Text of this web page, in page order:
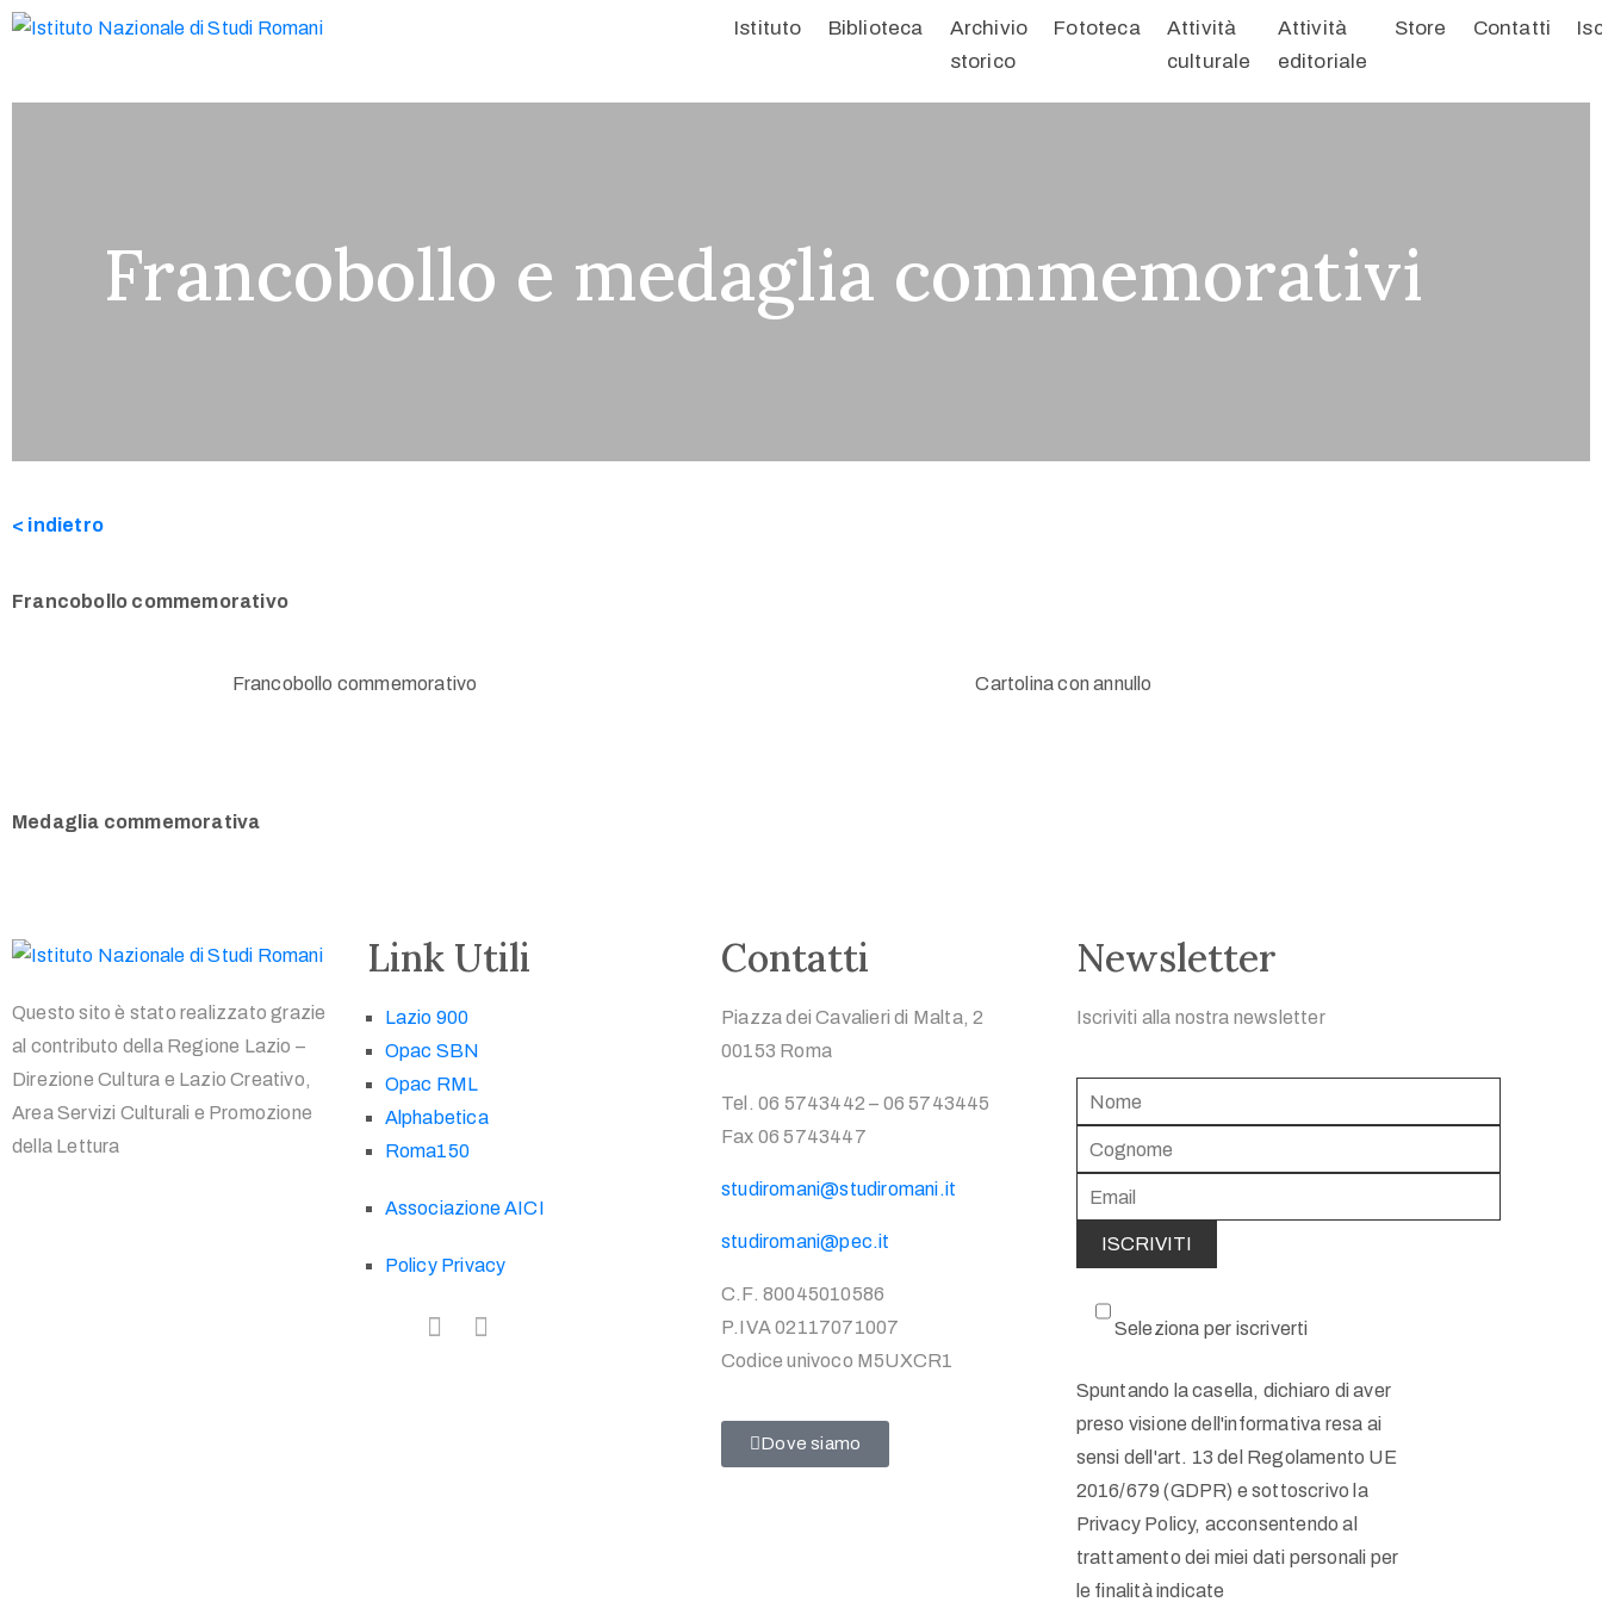
Istituto Biblioteca
Archivio
storico
Fototeca
Attività
culturale
Attività
editoriale
Store Contatti
Francobollo e medaglia commemorativi
< indietro
Francobollo commemorativo
Francobollo commemorativo Cartolina con annullo
Medaglia commemorativa
Questo sito è stato realizzato grazie
al contributo della Regione Lazio –
Direzione Cultura e Lazio Creativo,
Area Servizi Culturali e Promozione
della Lettura
Link Utili
Lazio 900
Opac SBN
Opac RML
Alphabetica
Roma150
Associazione AICI
Policy Privacy
Contatti
Piazza dei Cavalieri di Malta, 2
00153 Roma
Tel. 06 5743442 – 06 5743445
Fax 06 5743447
studiromani@studiromani.it
studiromani@pec.it
C.F. 80045010586
P.IVA 02117071007
Codice univoco M5UXCR1
Dove siamo
Newsletter
Iscriviti alla nostra newsletter
Seleziona per iscriverti
Spuntando la casella, dichiaro di aver
preso visione dell'informativa resa ai
sensi dell'art. 13 del Regolamento UE
2016/679 (GDPR) e sottoscrivo la
Privacy Policy, acconsentendo al
trattamento dei miei dati personali per
le finalità indicate